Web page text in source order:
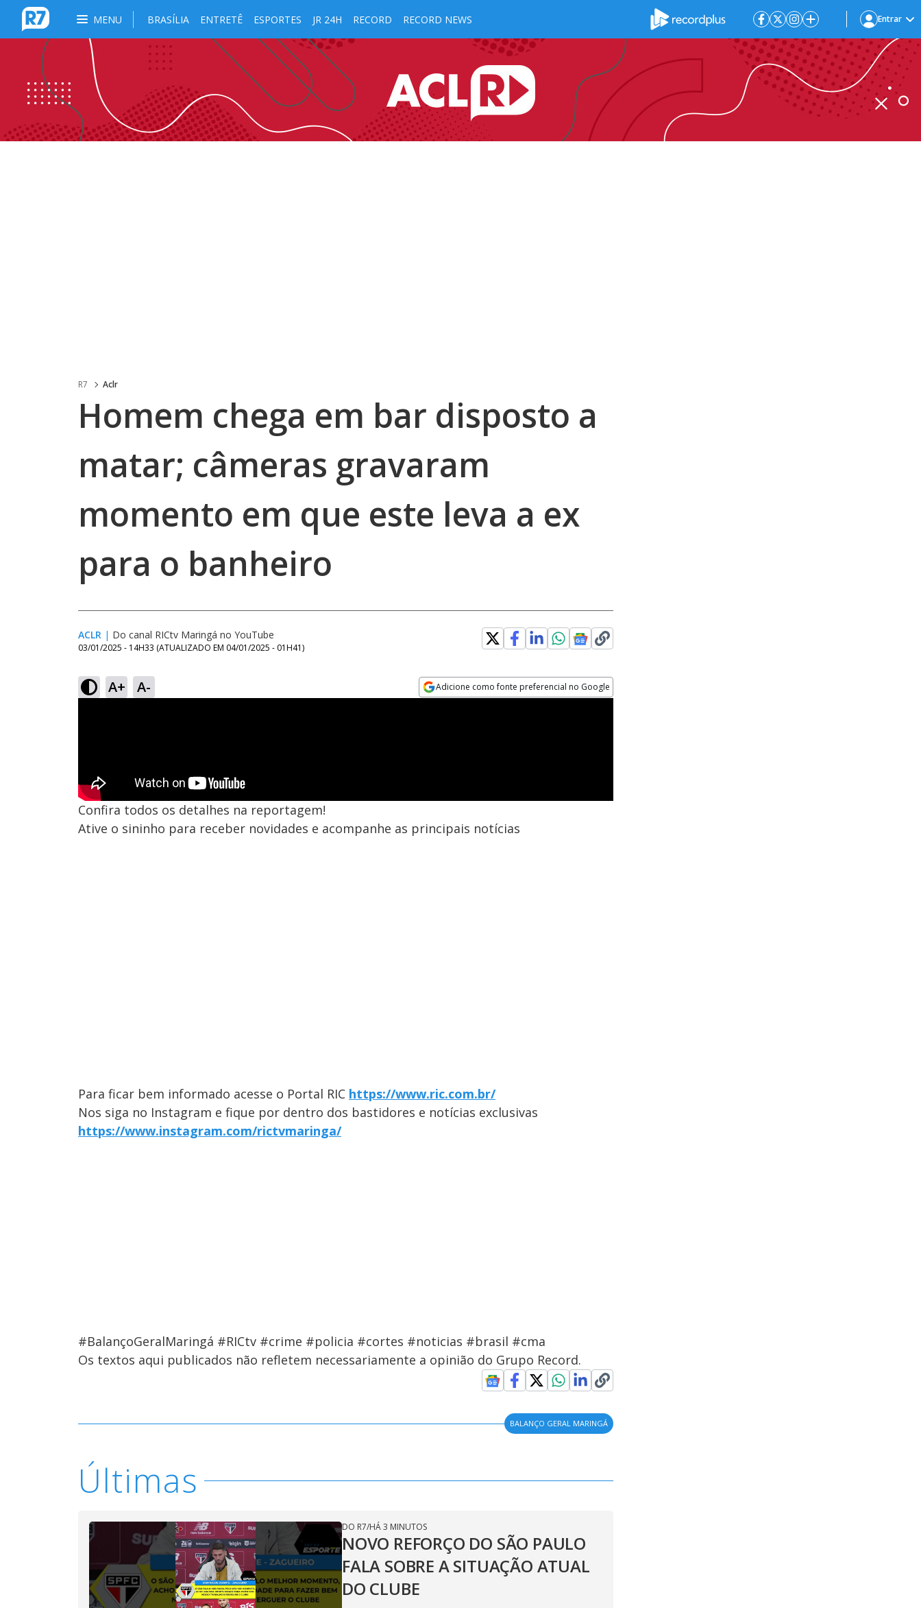
MENU BRASÍLIA ENTRETÊ ESPORTES JR 24H RECORD RECORD NEWS Entrar
R7 Aclr
Homem chega em bar disposto a
matar; câmeras gravaram
momento em que este leva a ex
para o banheiro
ACLR | Do canal RICtv Maringá no YouTube
03/01/2025 - 14H33 (ATUALIZADO EM 04/01/2025 - 01H41)
A+ A- Adicione como fonte preferencial no Google
Confira todos os detalhes na reportagem!
Ative o sininho para receber novidades e acompanhe as principais notícias
Para ficar bem informado acesse o Portal RIC https://www.ric.com.br/
Nos siga no Instagram e fique por dentro dos bastidores e notícias exclusivas
https://www.instagram.com/rictvmaringa/
#BalançoGeralMaringá #RICtv #crime #policia #cortes #noticias #brasil #cma
Os textos aqui publicados não refletem necessariamente a opinião do Grupo Record.
BALANÇO GERAL MARINGÁ
Últimas
DO R7/HÁ 3 MINUTOS
NOVO REFORÇO DO SÃO PAULO
FALA SOBRE A SITUAÇÃO ATUAL
DO CLUBE